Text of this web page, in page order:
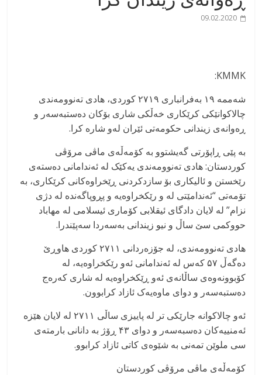
09.02.2020
KMMK:
شەممە ۱۹ بەفرانباری ۲۷۱۹ کوردی، هادی تەنوومەندی
چالاکوانێکی کرێکاری خەڵکی شاری بۆکان دەستبەسەر و
ڕەوانەی زیندانی حکومەتی ئێران لەو شارە کرا.
بە پێی ڕاپۆرتی گەیشتوو بە کۆمەڵەی ماڤی مرۆڤی
کوردستان: هادی تەنوومەندی یەکێک لە ئەندامانی دەستەی
رێخستن و ئالیکاری بۆ سازدکردنی ڕێخراوەکانی کرێکاری، بە
تۆمەتی “ئەندامێتی لە و رێکخراوەیە و پڕوپاگەندە لە دژی
نزام” لە لایان دادگای ئیقلابی کۆماری ئیسلامی لە مهاباد
حووکمی سێ ساڵ و نیو زیندانی بەسەردا سەپێندرا.
هادی تەنوومەندی، لە جۆزەردانی ۲۷۱۱ کوردی هاوڕێ
دەگەڵ ۵۷ کەس لە ئەندامانی ئەو رێکخراوەیە، لە
کۆبوونەوەی ساڵانەی ئەو ڕێکخراوەیە لە شاری کەرەج
دەستبەسەر و دوای ماوەیەک ئازاد کرابوون.
ئەو چالاکوانە جارێکی تر لە پاییزی ساڵی ۲۷۱۱ لە لایان هێزە
ئەمنییەکان دەسبەسەر و دوای ۴۳ ڕۆژ بە دانانی بارمتەی
سی‌ ملوێن تمەنی بە شێوەی کاتی ئازاد کرابوو.
کۆمەڵەی ماڤی مرۆڤی کوردستان